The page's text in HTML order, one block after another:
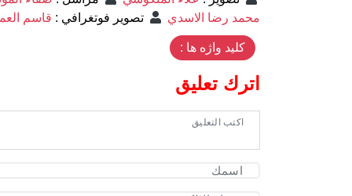
محمد رضا الاسدي
تصوير فوتغرافي : قاسم
کلید واژه ها :
اترك تعليق